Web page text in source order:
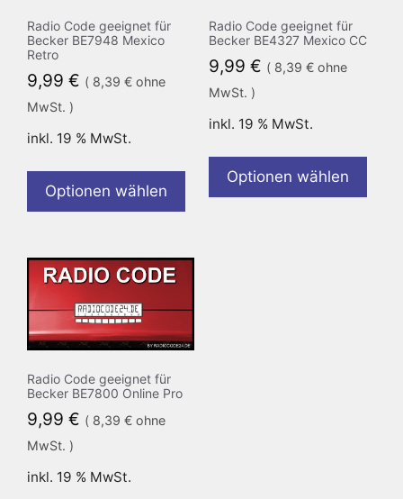
Radio Code geeignet für
Becker BE7948 Mexico
Retro
9,99 € ( 8,39 € ohne
MwSt. )
inkl. 19 % MwSt.
Optionen wählen
Radio Code geeignet für
Becker BE4327 Mexico CC
9,99 € ( 8,39 €ohne
MwSt. )
inkl. 19 % MwSt.
Optionen wählen
Radio Code geeignet für
Becker BE7800 Online Pro
9,99 € ( 8,39 € ohne
MwSt. )
inkl. 19 % MwSt.